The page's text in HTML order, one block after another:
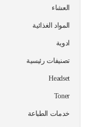
العشاء
المواد الغذائية
ادوية
تصنيفات رئيسية
Headset
Toner
خدمات الطباعة